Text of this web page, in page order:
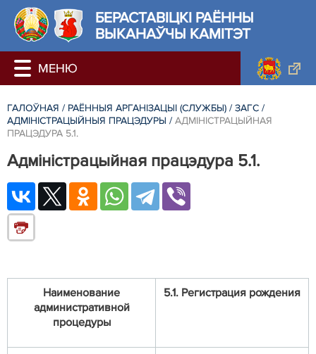
БЕРАСТАВIЦКI РАЁННЫ
ВЫКАНАЎЧЫ КАМІТЭТ
ГАЛОЎНАЯ / РАЁННЫЯ АРГАНІЗАЦЫІ (СЛУЖБЫ) / ЗАГС /
АДМІНІСТРАЦЫЙНЫЯ ПРАЦЭДУРЫ / АДМІНІСТРАЦЫЙНАЯ
ПРАЦЭДУРА 5.1.
Адміністрацыйная працэдура 5.1.
Наименование
административной
процедуры
5.1. Регистрация рождения